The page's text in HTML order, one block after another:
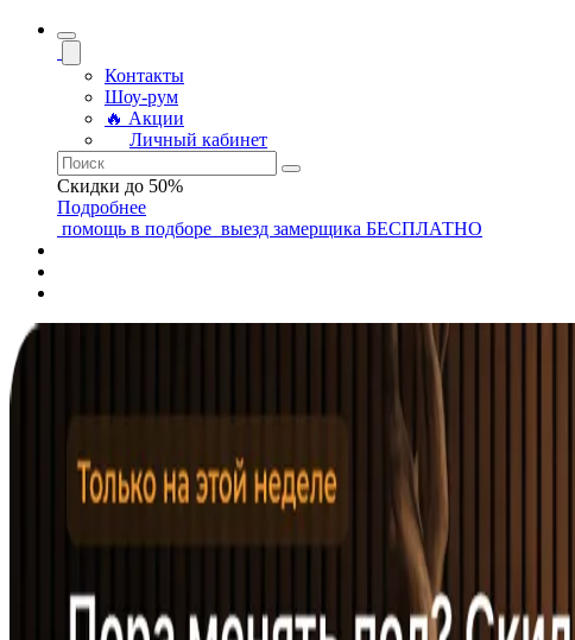
Контакты
Шоу-рум
🔥 Акции
Личный кабинет
Скидки до 50%
Подробнее
помощь в подборе выезд замерщика БЕСПЛАТНО